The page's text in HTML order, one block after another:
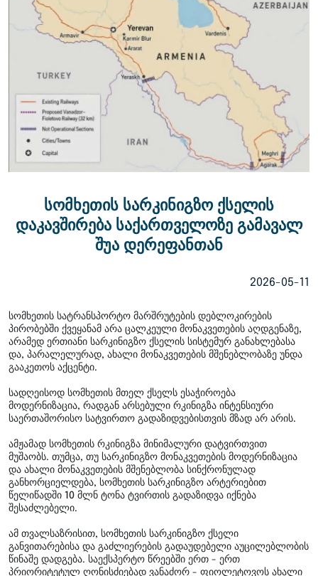
სომხეთის სარკინიგზო ქსელის
დაკავშირება საქართველოზე გამავალ
შუა დერეფანთან
2026-05-11
სომხეთის სატრანსპორტო მარშრუტების დებლოკირების
პირობებში ქვეყანამ არა ცალკეული მონაკვეთების აღდგენაზე,
არამედ ერთიანი სარკინიგზო ქსელის სისტემურ განახლებასა
და, პარალელურად, ახალი მონაკვეთების მშენებლობაზე უნდა
გააკეთოს აქცენტი.
სადღეისოდ სომხეთის მთელ ქსელს ესაჭიროება
მოდერნიზაცია, რადგან არსებული რკინიგზა ინტენსიური
საერთაშორისო სატვირთო გადაზიდვებისთვის მზად არ არის.
ამჟამად სომხეთის რკინიგზა მინიმალური დატვირთვით
მუშაობს. თუმცა, თუ სარკინიგზო მონაკვეთების მოდერნიზაცია
და ახალი მონაკვეთების მშენებლობა სინქრონულად
განხორციელდება, სომხეთის სარკინიგზო არტერიებით
წელიწადში 10 მლნ ტონა ტვირთის გადაზიდვა იქნება
შესაძლებელი.
ამ თვალსაზრისით, სომხეთის სარკინიგზო ქსელი
განვითარებისა და გაძლიერების გადაუდებელი აუცილებლობის
წინაშე დადგება. საექსპერტო წრეებში ერთ - ერთ
პრიორიტეტულ ღონისძიებად ვანაძორ - ფიოლეტოვოს ახალი